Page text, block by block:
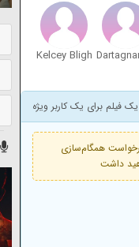
Kelcey Bligh
هر 2 ساعت یک‌بار درخواست همگام‌سازی